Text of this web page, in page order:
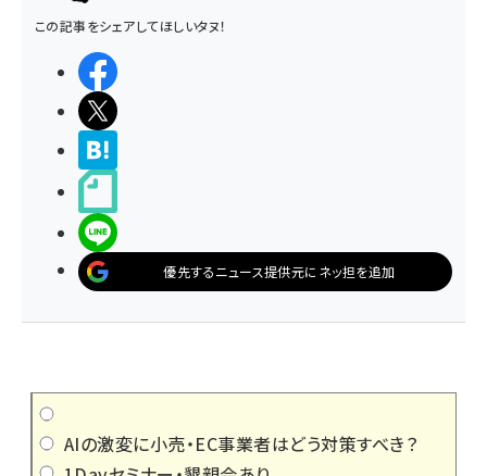
この記事をシェアしてほしいタヌ！
優先するニュース提供元にネッ担を追加
AIの激変に小売・EC事業者はどう対策すべき？